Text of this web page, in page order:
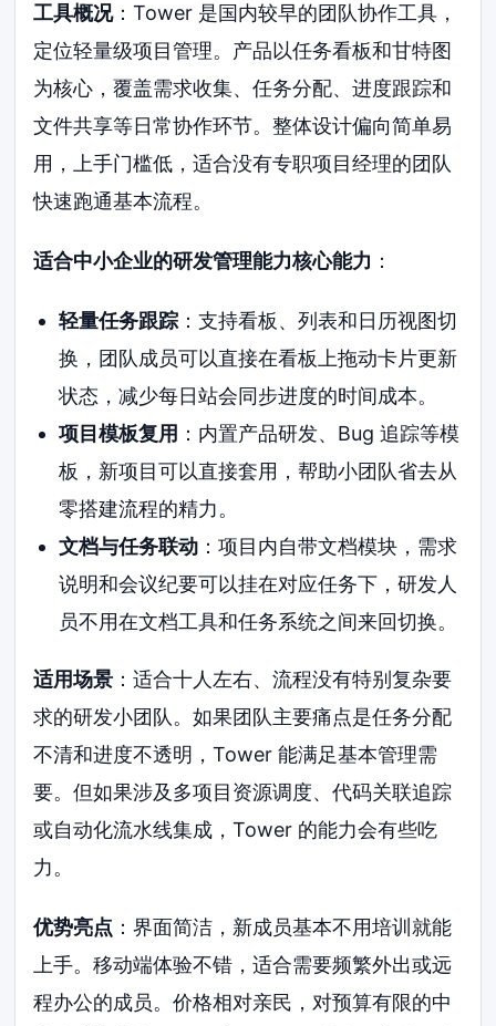
工具概况：Tower 是国内较早的团队协作工具，
定位轻量级项目管理。产品以任务看板和甘特图
为核心，覆盖需求收集、任务分配、进度跟踪和
文件共享等日常协作环节。整体设计偏向简单易
用，上手门槛低，适合没有专职项目经理的团队
快速跑通基本流程。
适合中小企业的研发管理能力核心能力 ：
轻量任务跟踪：支持看板、列表和日历视图切
换，团队成员可以直接在看板上拖动卡片更新
状态，减少每日站会同步进度的时间成本。
项目模板复用 ：内置产品研发、Bug 追踪等模
板，新项目可以直接套用，帮助小团队省去从
零搭建流程的精力。
文档与任务联动：项目内自带文档模块，需求
说明和会议纪要可以挂在对应任务下，研发人
员不用在文档工具和任务系统之间来回切换。
适用场景 ：适合十人左右、流程没有特别复杂要
求的研发小团队。如果团队主要痛点是任务分配
不清和进度不透明，Tower 能满足基本管理需
要。但如果涉及多项目资源调度、代码关联追踪
或自动化流水线集成，Tower 的能力会有些吃
力。
优势亮点 ：界面简洁，新成员基本不用培训就能
上手。移动端体验不错，适合需要频繁外出或远
程办公的成员。价格相对亲民，对预算有限的中